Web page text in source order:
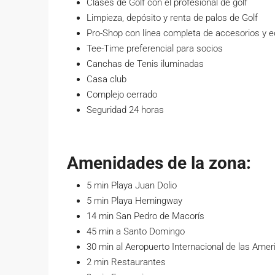
Clases de Golf con el profesional de golf
Limpieza, depósito y renta de palos de Golf
Pro-Shop con línea completa de accesorios y
Tee-Time preferencial para socios
Canchas de Tenis iluminadas
Casa club
Complejo cerrado
Seguridad 24 horas
Amenidades de la zona:
5 min Playa Juan Dolio
5 min Playa Hemingway
14 min San Pedro de Macorís
45 min a Santo Domingo
30 min al Aeropuerto Internacional de las
2 min Restaurantes